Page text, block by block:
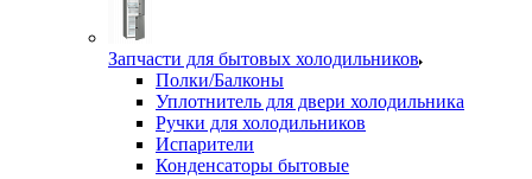
Запчасти для бытовых холодильников
Полки/Балконы
Уплотнитель для двери холодильника
Ручки для холодильников
Испарители
Конденсаторы бытовые